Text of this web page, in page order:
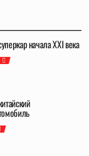
начала XXI века